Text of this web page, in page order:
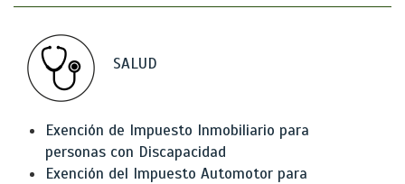
SALUD
Exención de Impuesto Inmobiliario para
personas con Discapacidad
Exención del Impuesto Automotor para